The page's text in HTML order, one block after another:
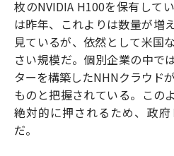
枚のNVIDIA H100を保有して
は昨年、これよりは数量が増
見ているが、依然として米国
さい規模だ。個別企業の中で
ターを構築したNHNクラウド
ものと把握されている。この
絶対的に押されるため、政
だ。